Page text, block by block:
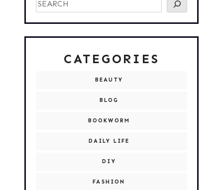
CATEGORIES
BEAUTY
BLOG
BOOKWORM
DAILY LIFE
DIY
FASHION